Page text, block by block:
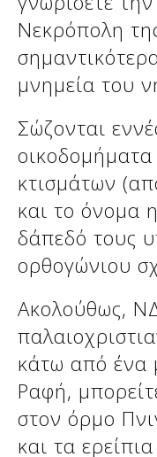
Νεκρόπολη
μνημεία του
Σώζονται
κτισμάτων
και το όνομα
δάπεδό τους
ορθογώνιου
Ακολούθως,
κάτω από ένα
Ραφή,
στον όρμο
και τα